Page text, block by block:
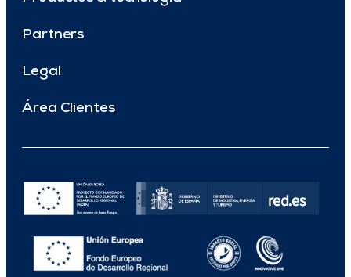
Partners
Legal
Área Clientes